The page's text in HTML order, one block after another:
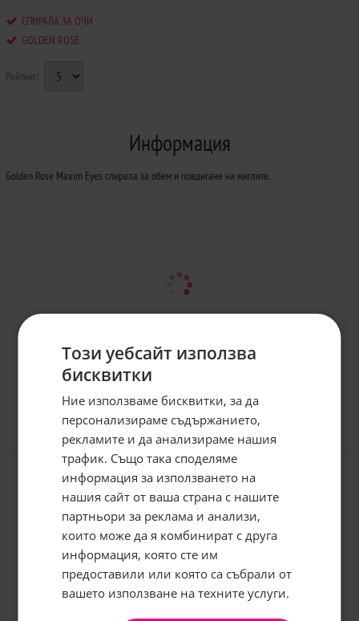
СПИРАЛА ЗА ОЧИ
GOLDEN ROSE
Рейтинг:
Информация
Golden Rose Maxim Eyes спирала за обем и повдигане на миглите.
Отзиви към продукт
Този уебсайт използва
бисквитки
Ние използваме бисквитки, за да
персонализираме съдържанието,
рекламите и да анализираме нашия
трафик. Също така споделяме
информация за използването на
нашия сайт от ваша страна с нашите
партньори за реклама и анализи,
които може да я комбинират с друга
информация, която сте им
предоставили или която са събрали от
вашето използване на техните услуги.
Абонирайте се за бюлетина и
грабнете-5%отстъпка!
АБОНИРАНЕ